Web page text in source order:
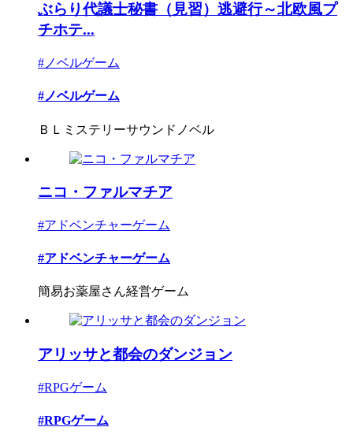
ぶらり代議士秘書（見習）逃避行～北欧風プ
チホテ...
#ノベルゲーム
#ノベルゲーム
ＢＬミステリーサウンドノベル
ニコ・ファルマチア
#アドベンチャーゲーム
#アドベンチャーゲーム
簡易お薬屋さん経営ゲーム
アリッサと都会のダンジョン
#RPGゲーム
#RPGゲーム